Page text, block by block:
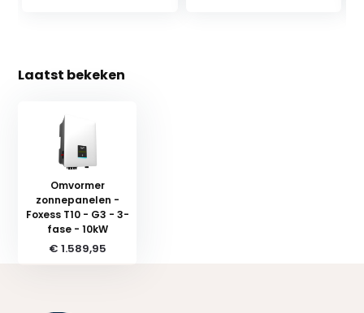
Laatst bekeken
Omvormer
zonnepanelen -
Foxess T10 - G3 - 3-
fase - 10kW
€ 1.589,95